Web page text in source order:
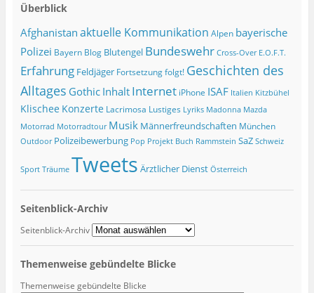
Überblick
Afghanistanaktuelle Kommunikation Alpen bayerische
Polizei Bayern Blog Blutengel Bundeswehr Cross-Over E.O.F.T.
Erfahrung Feldjäger Fortsetzung folgt! Geschichten des
Alltages Gothic Inhalt Internet iPhone ISAF Italien Kitzbühel
Klischee Konzerte Lacrimosa Lustiges Lyriks Madonna Mazda
Motorrad Motorradtour Musik Männerfreundschaften München
Outdoor Polizeibewerbung Pop Projekt Buch Rammstein SaZ Schweiz
Sport Träume Tweets Ärztlicher Dienst Österreich
Seitenblick-Archiv
Seitenblick-Archiv
Themenweise gebündelte Blicke
Themenweise gebündelte Blicke